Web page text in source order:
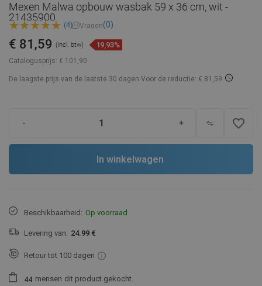
Mexen Malwa opbouw wasbak 59 x 36 cm, wit -
21435900
(4) Vragen(0)
Catalogusprijs: € 101,90
€ 81,59 (incl. btw) 19,93%
De laagste prijs van de laatste 30 dagen Voor de reductie: € 81,59
- + favorite_border
In winkelwagen
Beschikbaarheid: Op voorraad
Levering van: 24.99 €
Retour tot 100 dagen
44 mensen dit product gekocht.